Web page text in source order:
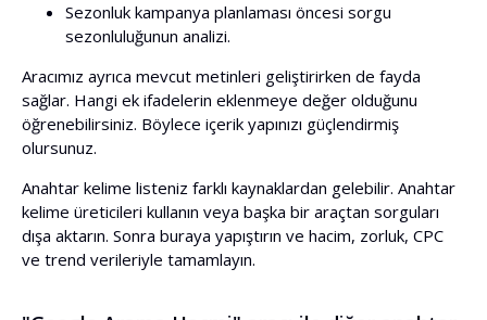
Sezonluk kampanya planlaması öncesi sorgu
sezonluluğunun analizi.
Aracımız ayrıca mevcut metinleri geliştirirken de fayda
sağlar. Hangi ek ifadelerin eklenmeye değer olduğunu
öğrenebilirsiniz. Böylece içerik yapınızı güçlendirmiş
olursunuz.
Anahtar kelime listeniz farklı kaynaklardan gelebilir. Anahtar
kelime üreticileri kullanın veya başka bir araçtan sorguları
dışa aktarın. Sonra buraya yapıştırın ve hacim, zorluk, CPC
ve trend verileriyle tamamlayın.